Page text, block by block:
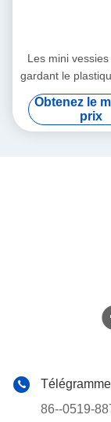
Les mini
gardant le
promotionnel
catégorie
changement de
Obtenez le
prix
Télégramme
86--0519-